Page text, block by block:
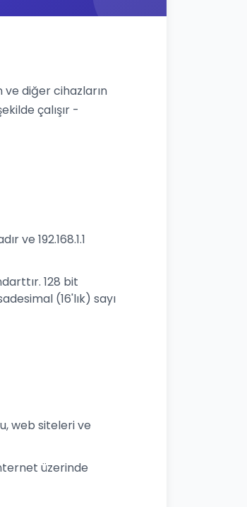
ve diğer cihazların
çalışır -
ve 192.168.1.1
128 bit
(16'lık) sayı
web siteleri ve
üzerinde